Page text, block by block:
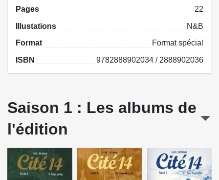
Pages 22
Illustations N&B
Format Format spécial
ISBN 9782888902034 / 2888902036
Saison 1 : Les albums de
l'édition